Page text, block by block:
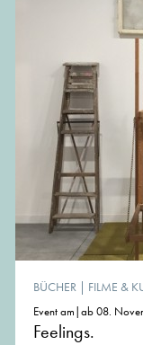
BÜCHER | FILME &
Event am|ab 08.
Feelings.